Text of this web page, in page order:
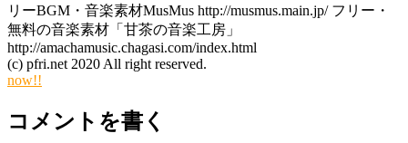
リーBGM・音楽素材MusMus http://musmus.main.jp/ フリー・
無料の音楽素材「甘茶の音楽工房」
http://amachamusic.chagasi.com/index.html
(c) pfri.net 2020 All right reserved.
now!!
コメントを書く